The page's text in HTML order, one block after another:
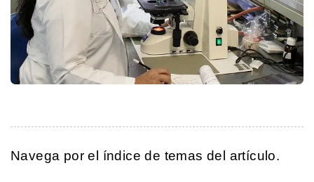
Navega por el índice de temas del artículo.